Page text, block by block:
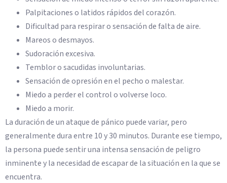
Palpitaciones o latidos rápidos del corazón.
Dificultad para respirar o sensación de falta de aire.
Mareos o desmayos.
Sudoración excesiva.
Temblor o sacudidas involuntarias.
Sensación de opresión en el pecho o malestar.
Miedo a perder el control o volverse loco.
Miedo a morir.
La duración de un ataque de pánico puede variar, pero
generalmente dura entre 10 y 30 minutos. Durante ese tiempo,
la persona puede sentir una intensa sensación de peligro
inminente y la necesidad de escapar de la situación en la que se
encuentra.